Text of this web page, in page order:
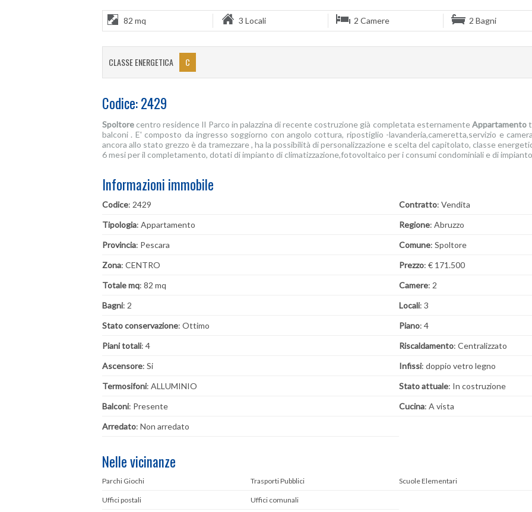
82 mq 3 Locali 2 Camere 2 Bagni
CLASSE ENERGETICA C
Codice: 2429
Spoltore centro residence Il Parco in palazzina di recente costruzione già completata esternamenteAppartamento
balconi . E' composto da ingresso soggiorno con angolo cottura, ripostiglio -lavanderia,cameretta,servizio e
ancora allo stato grezzo è da tramezzare , ha la possibilità di personalizzazione e scelta del capitolato, classe
6 mesi per il completamento, dotati di impianto di climatizzazione,fotovoltaico per i consumi condominiali e di
Informazioni immobile
Codice: 2429 Contratto: Vendita
Tipologia: Appartamento Regione: Abruzzo
Provincia: Pescara Comune: Spoltore
Zona: CENTRO Prezzo: € 171.500
Totale mq: 82 mq Camere: 2
Bagni: 2 Locali: 3
Stato conservazione: Ottimo Piano: 4
Piani totali: 4 Riscaldamento: Centralizzato
Ascensore: Si Infissi: doppio vetro legno
Termosifoni: ALLUMINIO Stato attuale: In costruzione
Balconi: Presente Cucina: A vista
Arredato: Non arredato
Nelle vicinanze
Parchi Giochi Trasporti Pubblici Scuole Elementari
Uffici postali Uffici comunali